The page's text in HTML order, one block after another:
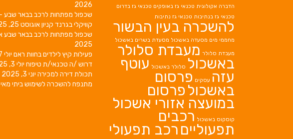
2026
שכפול מפתחות לרכב בבאר שבע
קוויקלי בגרנד קניוןאוגוסט 25, 2025
שכפול מפתחות לרכב בבאר שבע
2025
פעילות קיץ לילדים בחוות ראם יולי 27, 2025
דרוש /ה טכנאי/ת טיפוח יולי 3, 2025
תכולת דירה למכירה יוני 3, 2025
מתנפח להשכרה לשימוש ביתי מאי 25, 2025
הדברה אקולוגית טכנאי גז באופקים טכנאי גז בדרום
טכנאי גז בנתיבות טכנאי גז נתיבות
להשכרה בעין הבשור
מחממי מים מסעדה באשכול מסעדת בשרים באשכול
מעבדת סלולר מעבדת סלולר
באשכול סלולר באשכול עוטף
עזה עסקים פרסום
באשכול פרסום
במועצה אזורי אשכול
קוסקוס באשכול רכבים
תפעוליים רכב תפעולי